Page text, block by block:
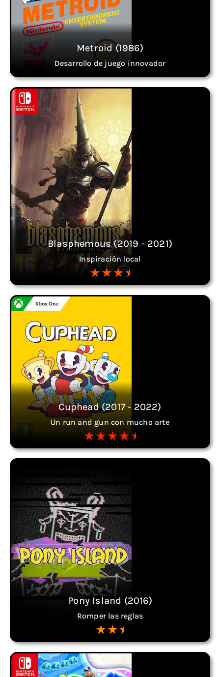
Metroid (1986)
Desarrollo de juego innovador
Blasphemous (2019 - 2021)
Inspiración local
Cuphead (2017 - 2022)
Un run and gun con mucho arte
Pony Island (2016)
Romper las reglas